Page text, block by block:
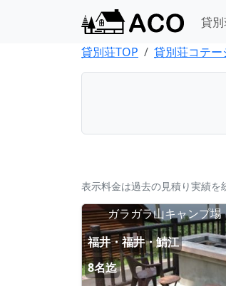
貸
貸別荘TOP
貸別荘コテー
表示料金は過去の見積り実績を
ガラガラ山キャンプ
福井・福井・鯖江
8名迄